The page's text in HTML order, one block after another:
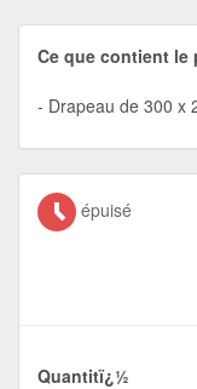
Ce que contient le
Drapeau de 300 x
épuisé
Quantitï¿½